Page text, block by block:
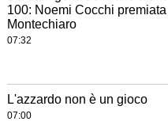
100: Noemi Cocchi premiata
Montechiaro
07:32
L'azzardo non è un gioco
07:00